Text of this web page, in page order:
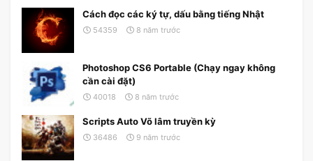
Cách đọc các ký tự, dấu bằng tiếng Nhật
54359 8 năm trước
Photoshop CS6 Portable (Chạy ngay không
cần cài đặt)
40018 8 năm trước
Scripts Auto Võ lâm truyền kỳ
36486 9 năm trước